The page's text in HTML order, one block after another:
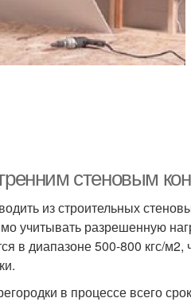
стеновым
из строительных
учитывать разрешенную
в диапазоне 500-800 кгс/м2,
в процессе всего